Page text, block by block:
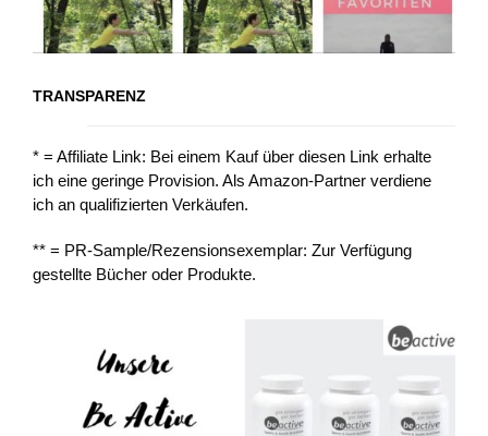
TRANSPARENZ
* = Affiliate Link: Bei einem Kauf über diesen Link erhalte
ich eine geringe Provision. Als Amazon-Partner verdiene
ich an qualifizierten Verkäufen.
** = PR-Sample/Rezensionsexemplar: Zur Verfügung
gestellte Bücher oder Produkte.